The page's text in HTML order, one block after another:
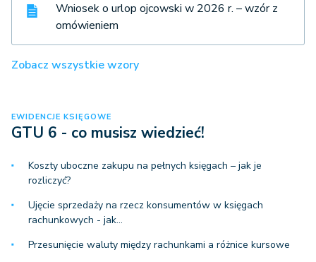
Wniosek o urlop ojcowski w 2026 r. – wzór z
omówieniem
Zobacz wszystkie wzory
EWIDENCJE KSIĘGOWE
GTU 6 - co musisz wiedzieć!
Koszty uboczne zakupu na pełnych księgach – jak je
rozliczyć?
Ujęcie sprzedaży na rzecz konsumentów w księgach
rachunkowych - jak…
Przesunięcie waluty między rachunkami a różnice kursowe